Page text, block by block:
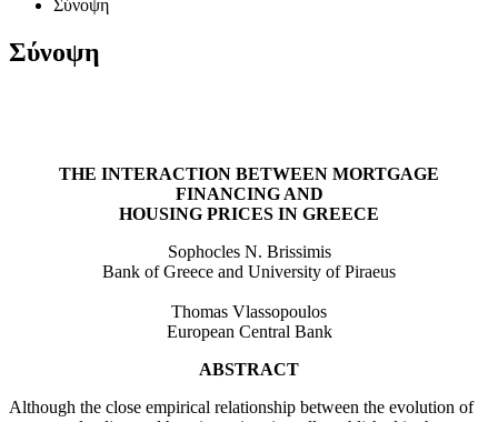
Σύνοψη
Σύνοψη
THE INTERACTION BETWEEN MORTGAGE
FINANCING AND
HOUSING PRICES IN GREECE
Sophocles N. Brissimis
Bank of Greece and University of Piraeus
Thomas Vlassopoulos
European Central Bank
ABSTRACT
Although the close empirical relationship between the evolution of